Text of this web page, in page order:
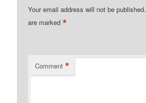
Your email address will not be published.
are marked*
Comment *